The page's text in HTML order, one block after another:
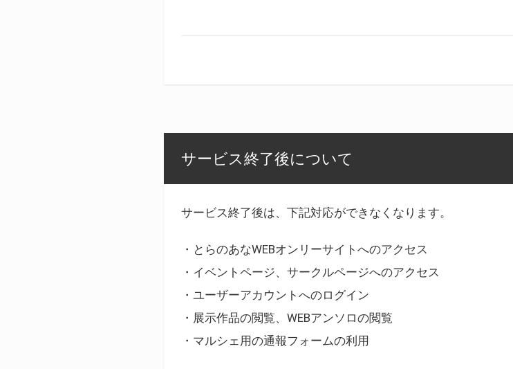
サービス終了後について
サービス終了後は、下記対応ができなくなります。
・とらのあなWEBオンリーサイトへのアクセス
・イベントページ、サークルページへのアクセス
・ユーザーアカウントへのログイン
・展示作品の閲覧、WEBアンソロの閲覧
・マルシェ用の通報フォームの利用